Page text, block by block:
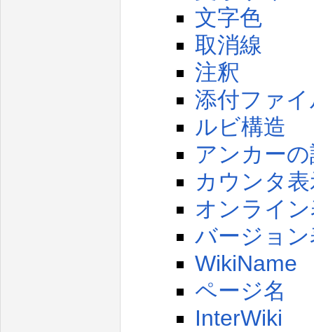
文字色
取消線
注釈
添付ファ
ルビ構造
アンカー
カウンタ
オンライ
バージョ
WikiName
ページ名
InterWiki